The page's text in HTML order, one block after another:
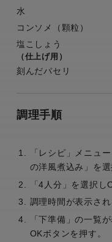
水
コンソメ（顆粒）
塩こしょう
（仕上げ用）
刻んだパセリ
調理手順
「レシピ」メニュ
の洋風煮込み」を
「4人分」を選択し
調理時間が表示さ
「下準備」の一覧
OKボタンを押す。